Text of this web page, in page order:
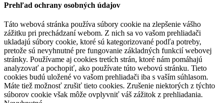
Prehľad ochrany osobných údajov
Táto webová stránka používa súbory cookie na zlepšenie vášho
zážitku pri prechádzaní webom. Z nich sa vo vašom prehliadači
ukladajú súbory cookie, ktoré sú kategorizované podľa potreby,
pretože sú nevyhnutné pre fungovanie základných funkcií webovej
stránky. Používame aj cookies tretích strán, ktoré nám pomáhajú
analyzovať a pochopiť, ako používate túto webovú stránku. Tieto
cookies budú uložené vo vašom prehliadači iba s vaším súhlasom.
Máte tiež možnosť zrušiť tieto cookies. Zrušenie niektorých z týchto
súborov cookie však môže ovplyvniť váš zážitok z prehliadania.